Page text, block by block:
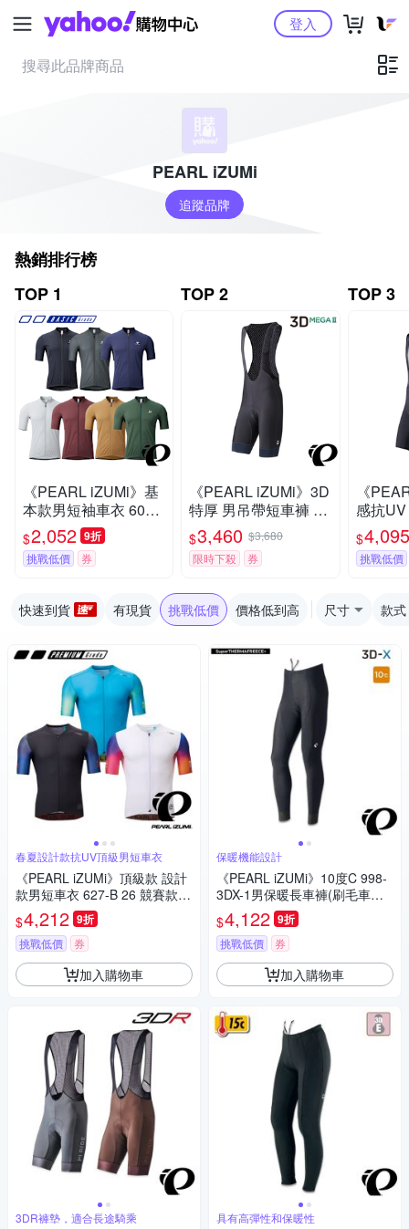
Yahoo購物中心登入
PEARL iZUMi
追蹤品牌
熱銷排行榜
TOP 1
《PEARL iZUMi》基
本款男短袖車衣 600-
B系列 25 入門車衣/春
夏車衣/短袖車衣/素色
車衣/運動/單車/車服
$2,052 9折
挑戰低價 券
TOP 2
《PEARL iZUMi》3D
特厚 男吊帶短車褲 T2
30MEGAII (涼感車褲/
吊帶褲/長途/單車/運
動/自行車)
$3,460 $3,680
限時下殺
券
TOP 3
《
感抗
T293-
賽/涼感
車/運動
$4,095
挑戰低價
快速到貨 有現貨 挑戰低價 價格低到高 尺寸 款式
春夏設計款抗UV頂級男短車衣
《PEARL iZUMi》頂級款 設計
款男短車衣 627-B 26 競賽款/
合身車衣/透氣車衣/春夏車衣/自
行車/運動/車服/日本製
$4,212 9折
挑戰低價 券
加入購物車
3DR褲墊，適合長途騎乘
保暖機能設計
《PEARL iZUMi》10度C 998-
3DX-1男保暖長車褲(刷毛車褲/
保暖車褲/吸汗/秋冬/入門款/單
車/運動)
$4,122 9折
挑戰低價 券
加入購物車
具有高彈性和保暖性